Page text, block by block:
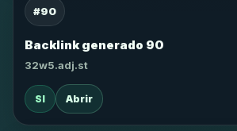
#90
Backlink generado 90
32w5.adj.st
SI Abrir